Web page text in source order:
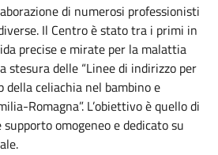
di numerosi professionisti
Il Centro è stato tra i primi in
precise e mirate per la malattia
stesura delle “Linee di indirizzo per
celiachia nel bambino e
Romagna”. L’obiettivo è quello di
omogeneo e dedicato su